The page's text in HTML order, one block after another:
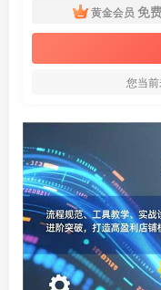
黄金会员 免
您当